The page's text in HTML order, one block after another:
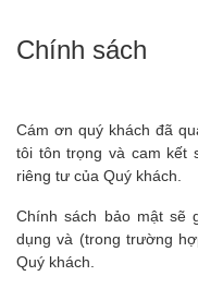
Chính sách
Cám ơn quý khách đã
tôi tôn trọng và cam kết
riêng tư của Quý khách.
Chính sách bảo mật sẽ
dụng và (trong trường
Quý khách.